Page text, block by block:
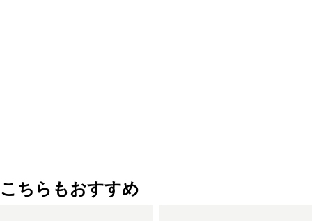
こちらもおすすめ